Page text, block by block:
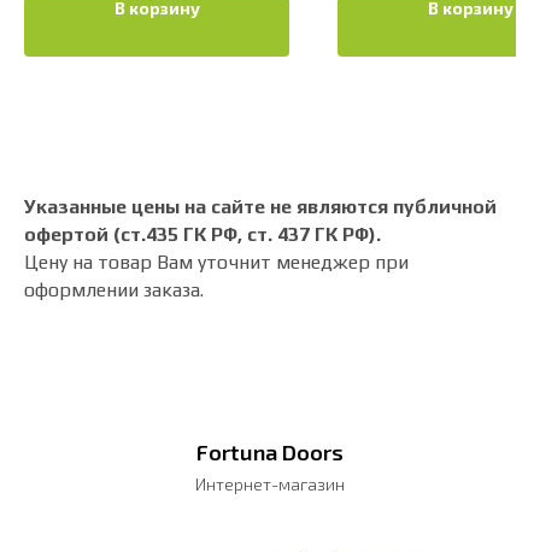
В корзину В корзину
Указанные цены на сайте не являются публичной
офертой (ст.435 ГК РФ, cт. 437 ГК РФ).
Цену на товар Вам уточнит менеджер при
оформлении заказа.
Fortuna Doors
Интернет-магазин